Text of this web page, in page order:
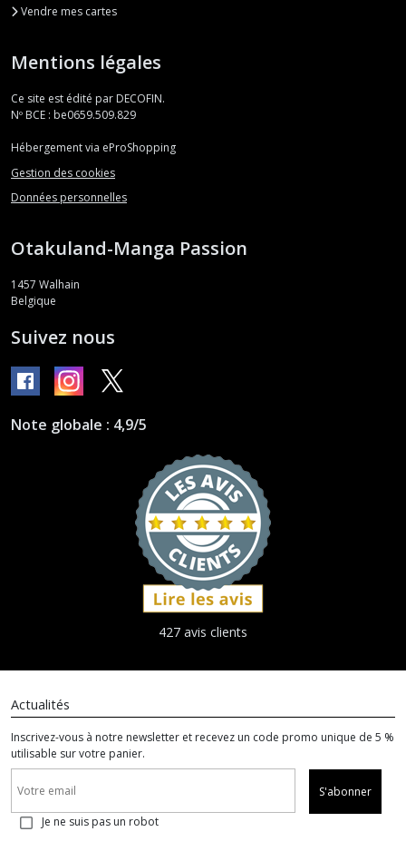
Vendre mes cartes
Mentions légales
Ce site est édité par DECOFIN.
Nº BCE : be0659.509.829
Hébergement via eProShopping
Gestion des cookies
Données personnelles
Otakuland-Manga Passion
1457 Walhain
Belgique
Suivez nous
Note globale : 4,9/5
427 avis clients
Actualités
Inscrivez-vous à notre newsletter et recevez un code promo unique de 5 %
utilisable sur votre panier.
S'abonner
Je ne suis pas un robot